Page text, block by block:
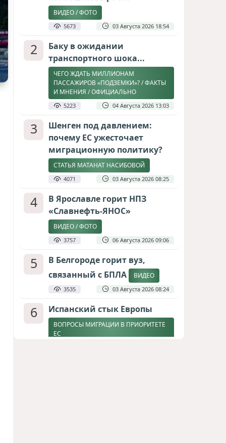
ВИДЕО / ФОТО
5673 03 Августа 2026 18:54
2
Баку в ожидании
транспортного шока...
ЧЕГО ЖДАТЬ МИЛЛИОНАМ
ПАССАЖИРОВ «ПОДЗЕМКИ»? / ФАКТЫ
И МНЕНИЯ / ОФИЦИАЛЬНО
5223 04 Августа 2026 13:03
3
Шенген под давлением:
почему ЕС ужесточает
миграционную политику?
СТАТЬЯ МАТАНАТ НАСИБОВОЙ
4071 03 Августа 2026 08:25
4
В Ярославле горит НПЗ
«Славнефть-ЯНОС»
ВИДЕО / ФОТО
3757 06 Августа 2026 09:06
5
В Белгороде горит вуз,
связанный с БПЛА
ВИДЕО
3535 03 Августа 2026 08:24
6 Испанский стык Европы
ВОПРОСЫ МИГРАЦИИ В ПРИОРИТЕТЕ
ЕС